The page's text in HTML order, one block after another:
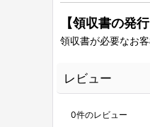
【領収書の発
領収書が必要なお
レビュー
0件のレビュー